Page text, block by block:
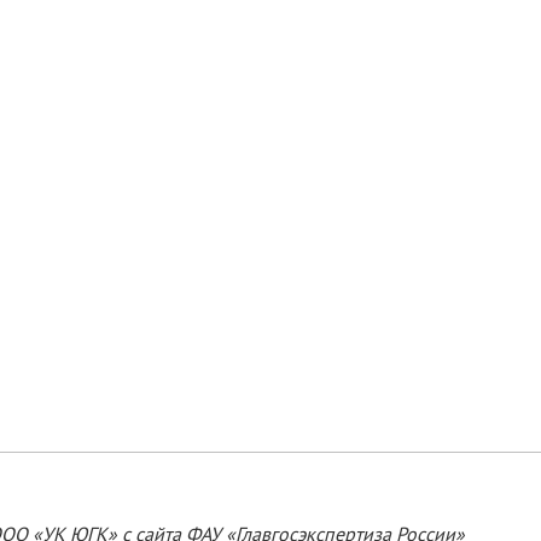
«УК ЮГК» с сайта ФАУ «Главгосэкспертиза России»